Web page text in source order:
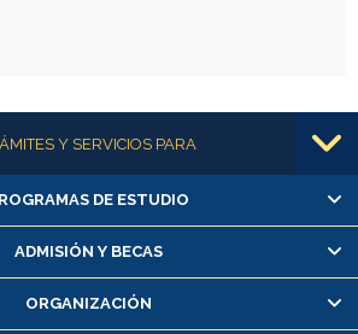
Y SERVICIOS PARA
os y exalumnas/os
Matrícula en línea
y cambio de asignaturas
y certificado de notas
DE ESTUDIO
ADMISIÓN Y BECAS
ORGANIZACIÓN